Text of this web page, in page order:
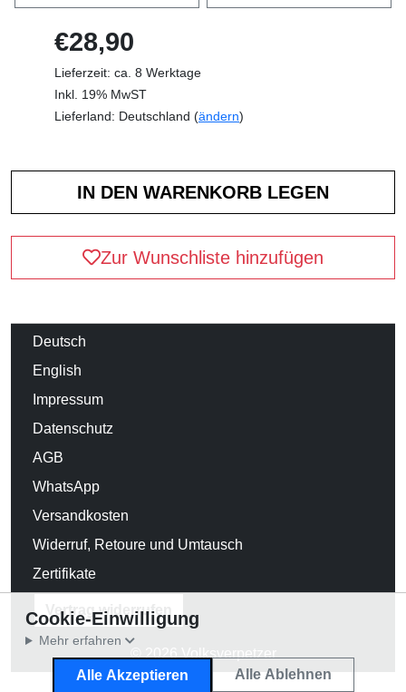
€28,90
Lieferzeit: ca. 8 Werktage
Inkl. 19% MwST
Lieferland: Deutschland (ändern)
Zur Wunschliste hinzufügen
Deutsch
English
Impressum
Datenschutz
AGB
WhatsApp
Versandkosten
Widerruf, Retoure und Umtausch
Zertifikate
Vertrag widerrufen
© 2026 Volksverpetzer
Cookie-Einwilligung
Mehr erfahren
Alle Akzeptieren Alle Ablehnen